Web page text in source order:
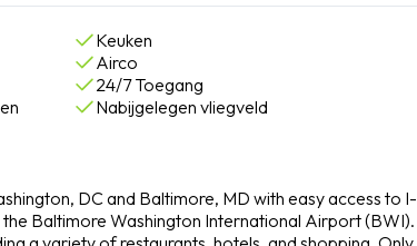
Keuken
Airco
24/7 Toegang
Nabijgelegen vliegveld
DC and Baltimore, MD with easy access to I-
Baltimore Washington International Airport (BWI).